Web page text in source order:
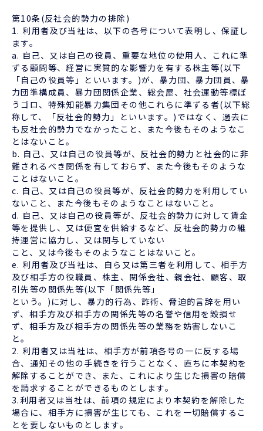
第10条(反社会的勢力の排除)
1. 利用者及び当社は、以下の各号について表明し、保証し
ます。
a. 自己、又は自己の役員、重要な地位の使用人、これに準
ずる顧問等、経営に実質的な影響力を有する株主等(以下
「自己の役員等」といいます。)が、暴力団、暴力団員、暴
力団準構成員、暴力団関係企業、総会屋、社会運動等標ぼ
うゴロ、特殊知能暴力集団その他これらに準ずる者(以下総
称して、「反社会的勢力」といいます。)ではなく、過去に
も反社会的勢力でなかったこと、また今後もそのようなこ
とはないこと。
b. 自己、又は自己の役員等が、反社会的勢力と社会的に非
難されるべき関係を有しておらず、また今後もそのような
ことはないこと。
c. 自己、又は自己の役員等が、反社会的勢力を利用してい
ないこと、また今後もそのようなことはないこと。
d. 自己、又は自己の役員等が、反社会的勢力に対して賃金
等を提供し、又は便宜を供給するなど、反社会的勢力の維
持運営に協力し、又は関与していない
こと、又は今後もそのようなことはないこと。
e. 利用者及び当社は、自ら又は第三者を利用して、相手方
及び相手方の役職員、株主、関係会社、親会社、顧客、取
引先等の関係先等(以下「関係先等」
という。)に対し、暴力的行為、詐術、脅迫的言辞を用い
ず、相手方及び相手方の関係先等の名誉や信用を毀損せ
ず、相手方及び相手方の関係先等の業務を妨害しないこ
と。
2. 利用者又は当社は、相手方が前項各号の一に反する場
合、通知その他の手続きを行うことなく、直ちに本契約を
解除することができ、また、これにより生じた損害の賠償
を請求することができるものとします。
3.利用者又は当社は、前項の規定により本契約を解除した
場合に、相手方に損害が生じても、これを一切賠償するこ
とを要しないものとします。